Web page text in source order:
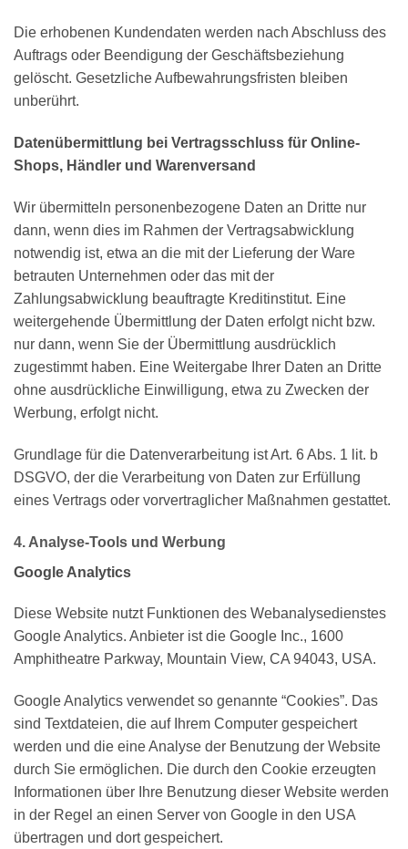
Die erhobenen Kundendaten werden nach Abschluss des
Auftrags oder Beendigung der Geschäftsbeziehung
gelöscht. Gesetzliche Aufbewahrungsfristen bleiben
unberührt.
Datenübermittlung bei Vertragsschluss für Online-
Shops, Händler und Warenversand
Wir übermitteln personenbezogene Daten an Dritte nur
dann, wenn dies im Rahmen der Vertragsabwicklung
notwendig ist, etwa an die mit der Lieferung der Ware
betrauten Unternehmen oder das mit der
Zahlungsabwicklung beauftragte Kreditinstitut. Eine
weitergehende Übermittlung der Daten erfolgt nicht bzw.
nur dann, wenn Sie der Übermittlung ausdrücklich
zugestimmt haben. Eine Weitergabe Ihrer Daten an Dritte
ohne ausdrückliche Einwilligung, etwa zu Zwecken der
Werbung, erfolgt nicht.
Grundlage für die Datenverarbeitung ist Art. 6 Abs. 1 lit. b
DSGVO, der die Verarbeitung von Daten zur Erfüllung
eines Vertrags oder vorvertraglicher Maßnahmen gestattet.
4. Analyse-Tools und Werbung
Google Analytics
Diese Website nutzt Funktionen des Webanalysedienstes
Google Analytics. Anbieter ist die Google Inc., 1600
Amphitheatre Parkway, Mountain View, CA 94043, USA.
Google Analytics verwendet so genannte “Cookies”. Das
sind Textdateien, die auf Ihrem Computer gespeichert
werden und die eine Analyse der Benutzung der Website
durch Sie ermöglichen. Die durch den Cookie erzeugten
Informationen über Ihre Benutzung dieser Website werden
in der Regel an einen Server von Google in den USA
übertragen und dort gespeichert.